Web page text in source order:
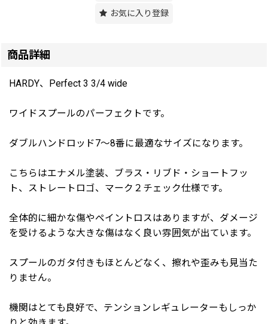
お気に入り登録
商品詳細
HARDY、Perfect 3 3/4 wide
ワイドスプールのパーフェクトです。
ダブルハンドロッド7〜8番に最適なサイズになります。
こちらはエナメル塗装、ブラス・リブド・ショートフッ
ト、ストレートロゴ、マーク２チェック仕様です。
全体的に細かな傷やペイントロスはありますが、ダメージ
を受けるような大きな傷はなく良い雰囲気が出ています。
スプールのガタ付きもほとんどなく、擦れや歪みも見当た
りません。
機関はとても良好で、テンションレギュレーターもしっか